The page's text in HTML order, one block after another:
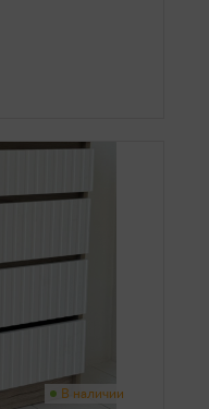
В наличии